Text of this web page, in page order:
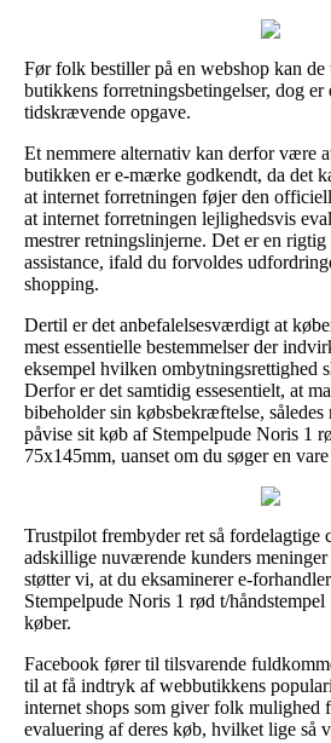
Før folk bestiller på en webshop kan
butikkens forretningsbetingelser, dog er
tidskrævende opgave.
Et nemmere alternativ kan derfor være
butikken er e-mærke godkendt, da det
at internet forretningen føjer den
at internet forretningen lejlighedsvis
mestrer retningslinjerne. Det er en
assistance, ifald du forvoldes
shopping.
Dertil er det anbefalelsesværdigt at
mest essentielle bestemmelser der
eksempel hvilken ombytningsrettighed
Derfor er det samtidig essesentielt, at
bibeholder sin købsbekræftelse, således
påvise sit køb af Stempelpude Noris 1
75x145mm, uanset om du søger en
Trustpilot frembyder ret så fordelagtige
adskillige nuværende kunders
støtter vi, at du eksaminerer e-
Stempelpude Noris 1 rød t/
køber.
Facebook fører til tilsvarende
til at få indtryk af webbutikkens
internet shops som giver folk mulighed
evaluering af deres køb, hvilket lige så